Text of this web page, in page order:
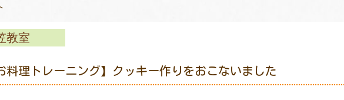
教室
料理トレーニング】クッキー作りをおこないました